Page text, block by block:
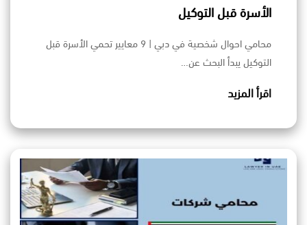
الأسرة قبل التوكيل
محامي احوال شخصية في دبي | 9 معايير تحمي الأسرة قبل
التوكيل يبدأ البحث عن…
اقرأ المزيد